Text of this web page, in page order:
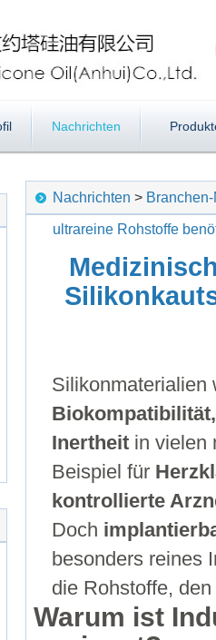
Nachrichten
Nachrichten >
ultrareine Rohstoffe
Inertheit in vielen
Beispiel für
kontrollierte
Doch
besonders reines
die Rohstoffe,
Warum ist